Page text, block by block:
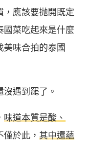
，應該要抛開既定
國菜吃起來是什麼
美味合拍的泰國
遇到罷了。
味道本質是酸、
僅於此， 其中還蘊